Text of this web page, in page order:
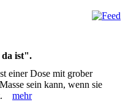
da ist".
einer Dose mit grober
sein kann, wenn sie
mehr